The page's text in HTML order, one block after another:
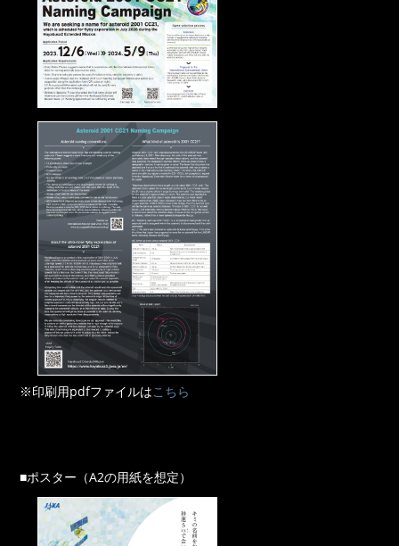
※印刷用pdfファイルはこちら
■ポスター（A2の用紙を想定）